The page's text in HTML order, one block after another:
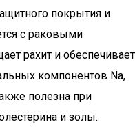
покрытия и
с раковыми
рахит и обеспечивает
компонентов Na,
полезна при
и золы.